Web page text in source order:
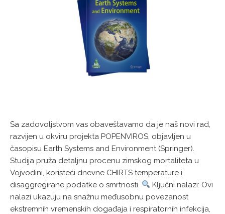
Sa zadovoljstvom vas obaveštavamo da je naš novi rad,
razvijen u okviru projekta POPENVIROS, objavljen u
časopisu Earth Systems and Environment (Springer).
Studija pruža detaljnu procenu zimskog mortaliteta u
Vojvodini, koristeći dnevne CHIRTS temperature i
disaggregirane podatke o smrtnosti.
Ključni nalazi: Ovi
nalazi ukazuju na snažnu međusobnu povezanost
ekstremnih vremenskih događaja i respiratornih infekcija,